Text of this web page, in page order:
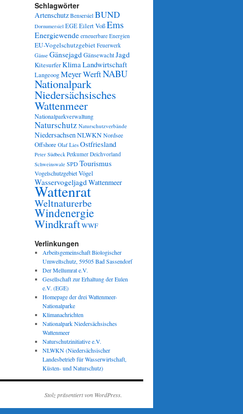
Schlagwörter
Artenschutz Bensersiel BUND
Dornumersiel EGEEilert VoßEms
Energiewende erneuerbare Energien
EU-Vogelschutzgebiet Feuerwerk
Gänse GänsejagdGänsewachtJagd
KitesurferKlimaLandwirtschaft
LangeoogMeyer WerftNABU
Nationalpark
Niedersächsisches
Wattenmeer
Nationalparkverwaltung
Naturschutz Naturschutzverbände
NiedersachsenNLWKNNordsee
Offshore Olaf Lies Ostfriesland
Peter Südbeck Petkumer Deichvorland
Schweinswale SPDTourismus
VogelschutzgebietVögel
WasservogeljagdWattenmeer
Wattenrat
Weltnaturerbe
Windenergie
WindkraftWWF
Verlinkungen
Arbeitsgemeinschaft Biologischer
Umweltschutz, 59505 Bad Sassendorf
Der Mellumrat e.V.
Gesellschaft zur Erhaltung der Eulen
e.V. (EGE)
Homepage der drei Wattenmeer-
Nationalparke
Klimanachrichten
Nationalpark Niedersächsisches
Wattenmeer
Naturschutzinitiative e.V.
NLWKN (Niedersächsischer
Landesbetrieb für Wasserwirtschaft,
Küsten- und Naturschutz)
Stolz präsentiert von WordPress.